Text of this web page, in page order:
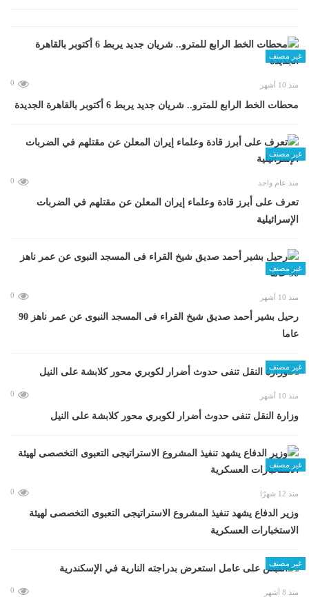
غير مصنف
منذ 10 أشهر 0
محطات الخط الرابع للمترو.. شريان جديد يربط 6 أكتوبر بالقاهرة الجديدة
غير مصنف
منذ عام واحد 0
تعرف على أبرز قادة وعلماء إيران المعلن عن مقتلهم في الضربات
الإسرائيلية
غير مصنف
منذ 10 أشهر 0
رحيل بشير أحمد صديق شيخ القراء فى المسجد النبوى عن عمر ناهز 90
عاما
غير مصنف
منذ 10 أشهر 0
وزارة النقل تنفى حدوث أضرار لكوبري محور كلابشة على النيل
غير مصنف
منذ 12 شهرًا 0
وزير الدفاع يشهد تنفيذ المشروع الاستراتيجى التعبوى التخصصى لهيئة
الاستخبارات العسكرية
غير مصنف
منذ 8 أشهر 0